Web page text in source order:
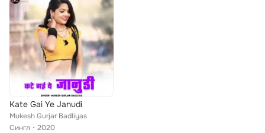
Kate Gai Ye Janudi
Mukesh Gurjar Badliyas
Сингл
2020